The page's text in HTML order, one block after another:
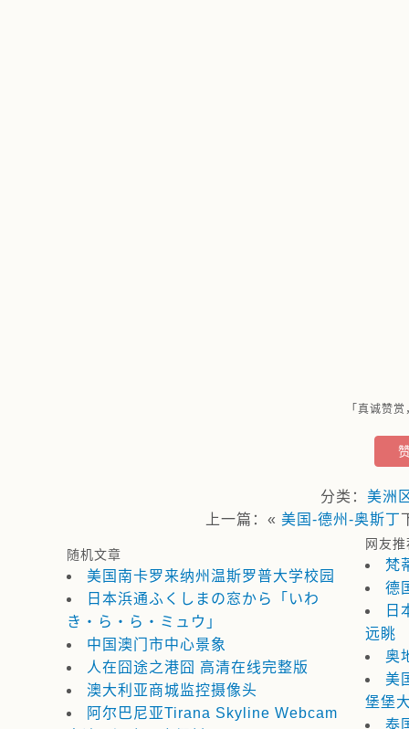
「真诚赞
分类： 美洲
上一篇：« 美国-德州-奥斯丁
随机文章
美国南卡罗来纳州温斯罗普大学校园
日本浜通ふくしまの窓から「いわ
き・ら・ら・ミュウ」
中国澳门市中心景象
人在囧途之港囧 高清在线完整版
澳大利亚商城监控摄像头
阿尔巴尼亚Tirana Skyline Webcam
网友
梵
德
日
远眺
奥
美
堡堡
泰